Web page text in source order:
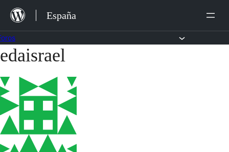
Saltar
contenido
España
Saltar
contenido
edaisrael